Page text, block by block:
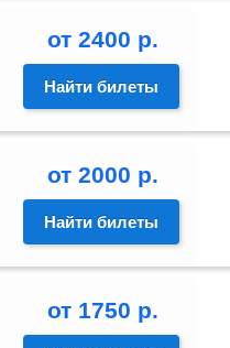
от 2400 р.
Найти билеты
от 2000 р.
Найти билеты
от 1750 р.